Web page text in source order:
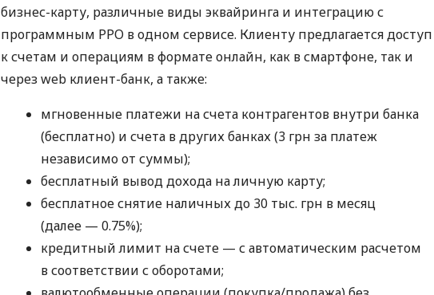
бизнес-карту, различные виды эквайринга и интеграцию с
программным РРО в одном сервисе. Клиенту предлагается доступ
к счетам и операциям в формате онлайн, как в смартфоне, так и
через web клиент-банк, а также:
мгновенные платежи на счета контрагентов внутри банка
(бесплатно) и счета в других банках (3 грн за платеж
независимо от суммы);
бесплатный вывод дохода на личную карту;
бесплатное снятие наличных до 30 тыс. грн в месяц
(далее — 0.75%);
кредитный лимит на счете — с автоматическим расчетом
в соответствии с оборотами;